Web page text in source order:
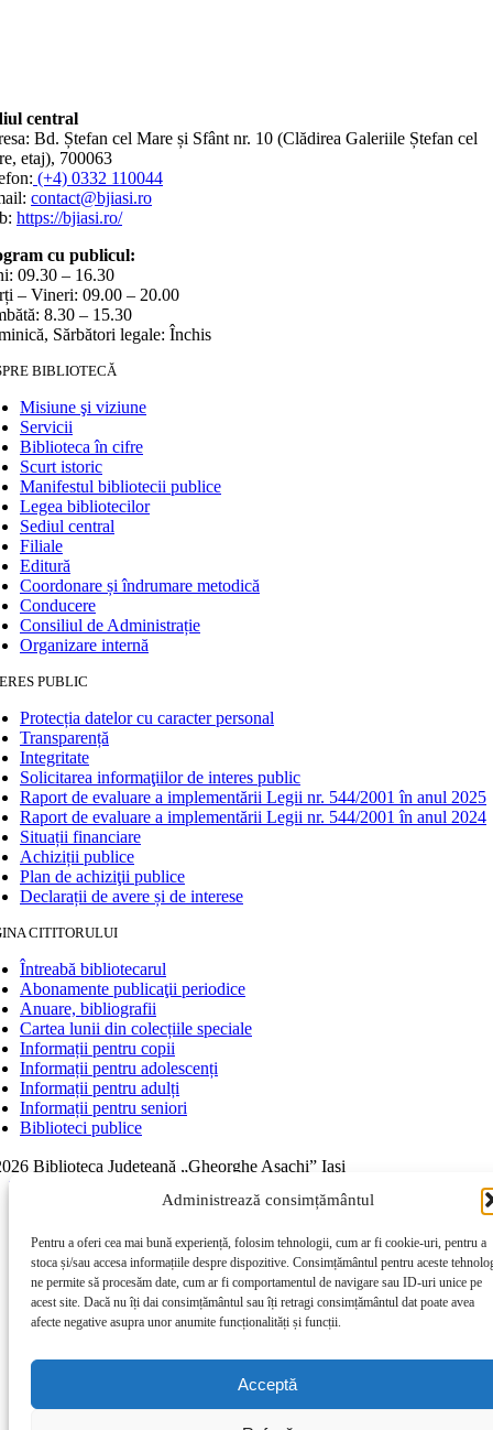
Administrează consimțământul
Pentru a oferi cea mai bună experiență, folosim tehnologii, cum ar fi cookie-uri, pentru a
stoca și/sau accesa informațiile despre dispozitive. Consimțământul pentru aceste
ne permite să procesăm date, cum ar fi comportamentul de navigare sau ID-uri unice pe
acest site. Dacă nu îți dai consimțământul sau îți retragi consimțământul dat poate avea
afecte negative asupra unor anumite funcționalități și funcții.
Acceptă
central
Bd. Ștefan cel Mare și Sfânt nr. 10 (Clădirea Galeriile Ștefan cel
etaj), 700063
(+4) 0332 110044
contact@bjiasi.ro
https://bjiasi.ro/
cu publicul:
09.30 – 16.30
– Vineri: 09.00 – 20.00
8.30 – 15.30
Sărbători legale: Închis
BIBLIOTECĂ
Misiune şi viziune
Servicii
Biblioteca în cifre
Scurt istoric
Manifestul bibliotecii publice
Legea bibliotecilor
Sediul central
Filiale
Editură
Coordonare și îndrumare metodică
Conducere
Consiliul de Administrație
Organizare internă
PUBLIC
Protecția datelor cu caracter personal
Transparență
Integritate
Solicitarea informaţiilor de interes public
Raport de evaluare a implementării Legii nr. 544/2001 în anul 2025
Raport de evaluare a implementării Legii nr. 544/2001 în anul 2024
Situații financiare
Achiziții publice
Plan de achiziţii publice
Declarații de avere și de interese
CITITORULUI
Întreabă bibliotecarul
Abonamente publicaţii periodice
Anuare, bibliografii
Cartea lunii din colecțiile speciale
Informații pentru copii
Informații pentru adolescenți
Informații pentru adulți
Informații pentru seniori
Biblioteci publice
Biblioteca Judeţeană „Gheorghe Asachi” Iaşi
Page load link